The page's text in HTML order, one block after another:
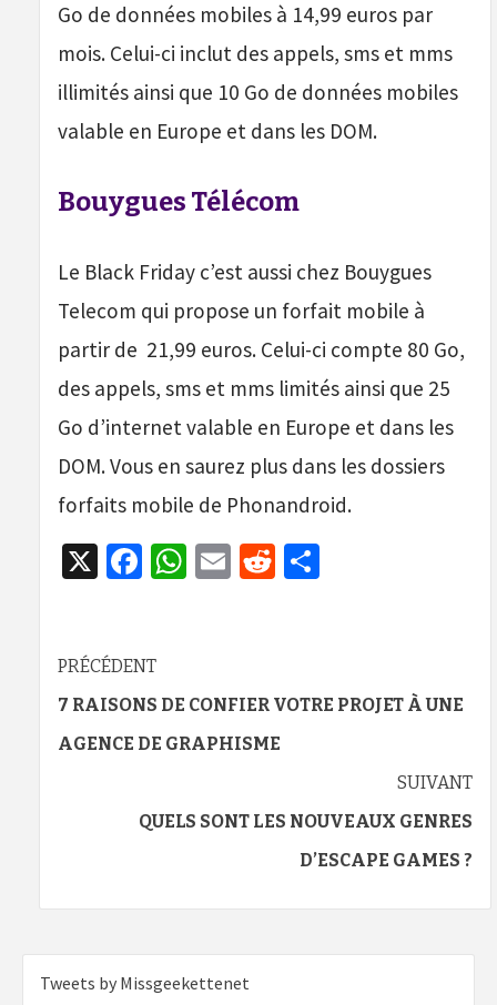
Go de données mobiles à 14,99 euros par
mois. Celui-ci inclut des appels, sms et mms
illimités ainsi que 10 Go de données mobiles
valable en Europe et dans les DOM.
Bouygues Télécom
Le Black Friday c’est aussi chez Bouygues
Telecom qui propose un forfait mobile à
partir de 21,99 euros. Celui-ci compte 80 Go,
des appels, sms et mms limités ainsi que 25
Go d’internet valable en Europe et dans les
DOM. Vous en saurez plus dans les dossiers
forfaits mobile de Phonandroid.
X Facebook
WhatsApp
EmailReddit
Navigation
d’article
PRÉCÉDENT
7 RAISONS DE CONFIER VOTRE PROJET À UNE
AGENCE DE GRAPHISME
SUIVANT
QUELS SONT LES NOUVEAUX GENRES
D’ESCAPE GAMES ?
Tweets by Missgeekettenet